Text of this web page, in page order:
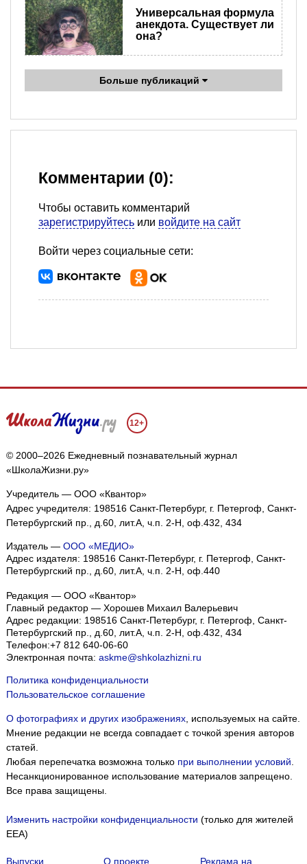
Универсальная формула
анекдота. Существует ли
она?
Больше публикаций
Комментарии (0):
Чтобы оставить комментарий
зарегистрируйтесь или войдите на сайт
Войти через социальные сети:
12+
© 2000–2026 Ежедневный познавательный журнал
«ШколаЖизни.ру»
Учредитель — ООО «Квантор»
Адрес учредителя: 198516 Санкт-Петербург, г. Петергоф, Санкт-
Петербургский пр., д.60, лит.А, ч.п. 2-Н, оф.432, 434
Издатель — ООО «МЕДИО»
Адрес издателя: 198516 Санкт-Петербург, г. Петергоф, Санкт-
Петербургский пр., д.60, лит.А, ч.п. 2-Н, оф.440
Редакция — ООО «Квантор»
Главный редактор — Хорошев Михаил Валерьевич
Адрес редакции: 198516 Санкт-Петербург, г. Петергоф, Санкт-
Петербургский пр., д.60, лит.А, ч.п. 2-Н, оф.432, 434
Телефон:+7 812 640-06-60
Электронная почта: askme@shkolazhizni.ru
Политика конфиденциальности
Пользовательское соглашение
О фотографиях и других изображениях, используемых на сайте.
Мнение редакции не всегда совпадает с точкой зрения авторов
статей.
Любая перепечатка возможна только при выполнении условий.
Несанкционированное использование материалов запрещено.
Все права защищены.
Изменить настройки конфиденциальности (только для жителей
EEA)
Выпуски О проекте Реклама на